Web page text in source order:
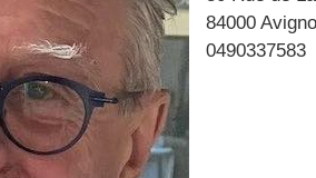
84000
0490337583